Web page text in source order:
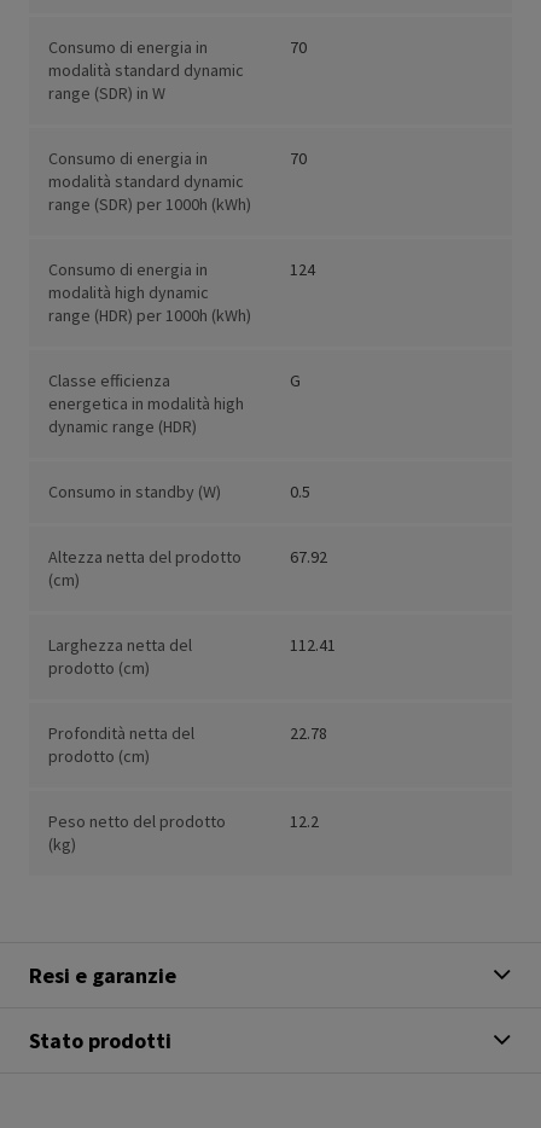
Consumo di energia in
modalità standard dynamic
range (SDR) in W
70
Consumo di energia in
modalità standard dynamic
range (SDR) per 1000h (kWh)
70
Consumo di energia in
modalità high dynamic
range (HDR) per 1000h (kWh)
124
Classe efficienza
energetica in modalità high
dynamic range (HDR)
G
Consumo in standby (W) 0.5
Altezza netta del prodotto
(cm)
67.92
Larghezza netta del
prodotto (cm)
112.41
Profondità netta del
prodotto (cm)
22.78
Peso netto del prodotto
(kg)
12.2
Resi e garanzie
Stato prodotti